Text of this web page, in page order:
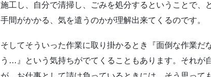
施工し、自分で清掃し、ごみを処分するということで、
手間がかかる、気を遣うのかが理解出来てくるのです。
そしてそういった作業に取り掛かるとき『面倒な作業
う…』という気持ちがでてくることもあります。それが